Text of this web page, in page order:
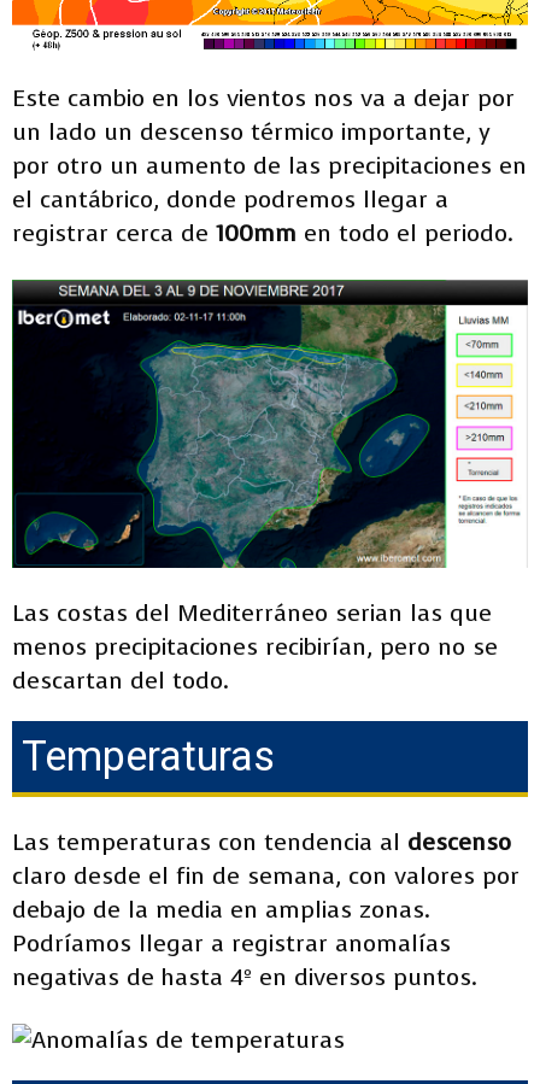
Este cambio en los vientos nos va a dejar por
un lado un descenso térmico importante, y
por otro un aumento de las precipitaciones en
el cantábrico, donde podremos llegar a
registrar cerca de 100mm en todo el periodo.
Las costas del Mediterráneo serian las que
menos precipitaciones recibirían, pero no se
descartan del todo.
Temperaturas
Las temperaturas con tendencia al descenso
claro desde el fin de semana, con valores por
debajo de la media en amplias zonas.
Podríamos llegar a registrar anomalías
negativas de hasta 4º en diversos puntos.